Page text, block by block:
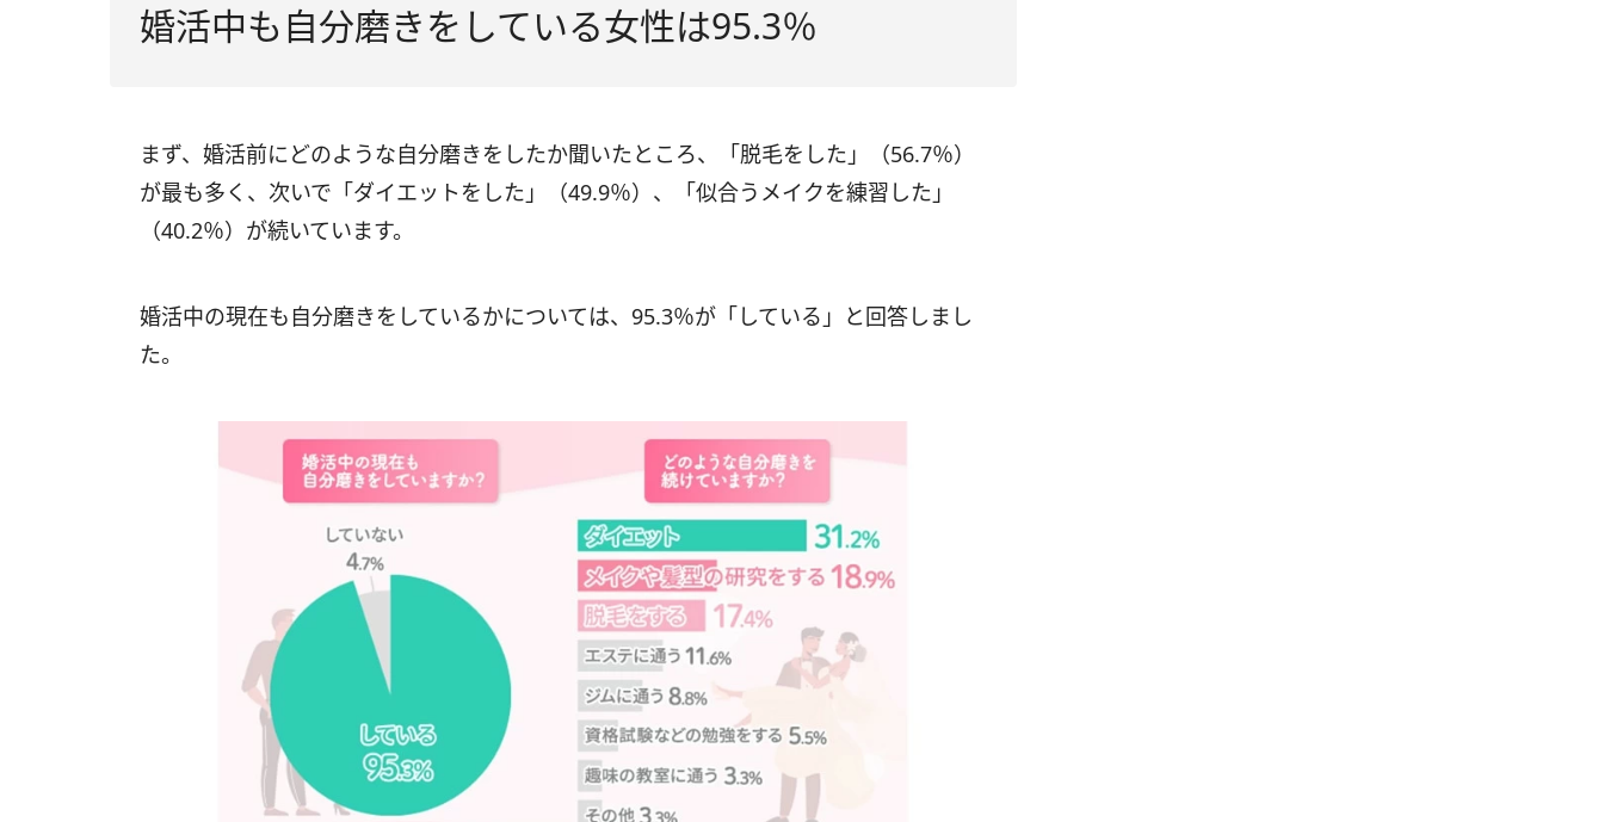
婚活中も自分磨きをしている女性は95.3％
まず、婚活前にどのような自分磨きをしたか聞いたところ、「脱毛をした」（56.7％）
が最も多く、次いで「ダイエットをした」（49.9％）、「似合うメイクを練習した」
（40.2％）が続いています。
婚活中の現在も自分磨きをしているかについては、95.3％が「している」と回答しまし
た。